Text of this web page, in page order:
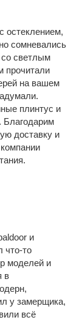
остеклением,
сомневались
со светлым
прочитали
на вашем
плинтус и
Благодарим
доставку и
и
что-то
моделей и
в
у замерщика,
всё